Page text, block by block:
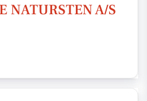
NATURSTEN A/S